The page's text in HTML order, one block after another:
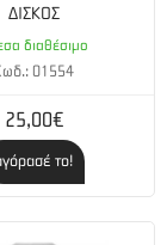
ΔΙΣΚΟΣ
διαθέσιμο
01554
25,00€
το!